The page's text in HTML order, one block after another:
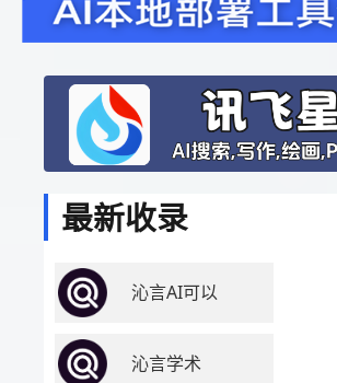
最新收录
沁言AI可以
沁言学术